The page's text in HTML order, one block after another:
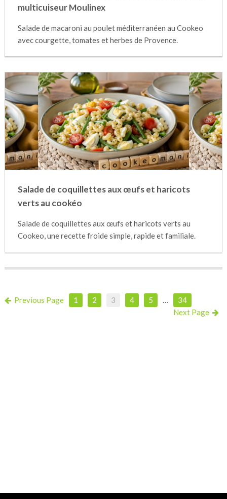
multicuiseur Moulinex
Salade de macaroni au poulet méditerranéen au Cookeo
avec courgette, tomates et herbes de Provence.
Salade de coquillettes aux œufs et haricots
verts au cookéo
Salade de coquillettes aux œufs et haricots verts au
Cookeo, une recette froide simple, rapide et familiale.
Previous Page 1 2 3 4 5 …
34
Next Page